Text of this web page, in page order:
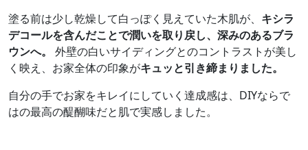
塗る前は少し乾燥して白っぽく見えていた木肌が、 キシラ
デコールを含んだことで潤いを取り戻し、深みのあるブラ
ウンへ。
外壁の白いサイディングとのコントラストが美し
く映え、お家全体の印象がキュッと引き締まりました。
自分の手でお家をキレイにしていく達成感は、DIYならで
はの最高の醍醐味だと肌で実感しました。